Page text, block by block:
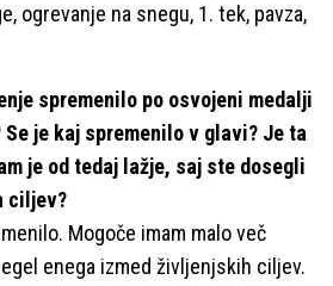
ogrevanje na snegu, 1. tek, pavza,
spremenilo po osvojeni medalji
je kaj spremenilo v glavi? Je ta
je od tedaj lažje, saj ste dosegli
ciljev?
Mogoče imam malo več
enega izmed življenjskih ciljev.